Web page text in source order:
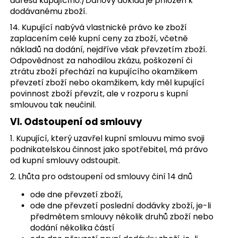
dodávanému zboží.
14. Kupující nabývá vlastnické právo ke zboží
zaplacením celé kupní ceny za zboží, včetně
nákladů na dodání, nejdříve však převzetím zboží.
Odpovědnost za nahodilou zkázu, poškození či
ztrátu zboží přechází na kupujícího okamžikem
převzetí zboží nebo okamžikem, kdy měl kupující
povinnost zboží převzít, ale v rozporu s kupní
smlouvou tak neučinil.
VI. Odstoupení od smlouvy
1. Kupující, který uzavřel kupní smlouvu mimo svoji
podnikatelskou činnost jako spotřebitel, má právo
od kupní smlouvy odstoupit.
2. Lhůta pro odstoupení od smlouvy činí 14 dnů
ode dne převzetí zboží,
ode dne převzetí poslední dodávky zboží, je-li
předmětem smlouvy několik druhů zboží nebo
dodání několika částí